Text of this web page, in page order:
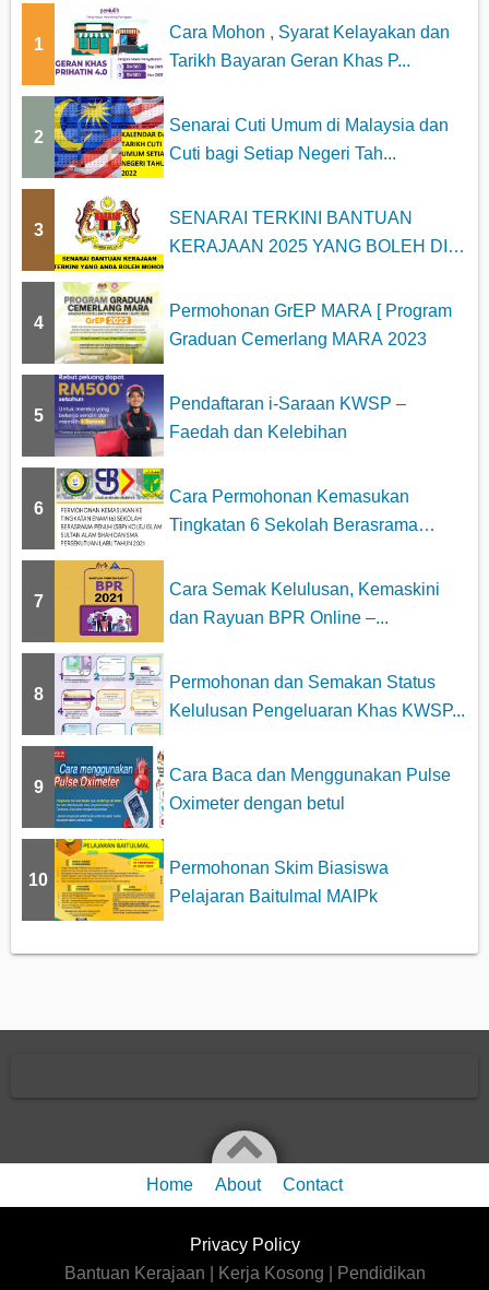
1
Cara Mohon , Syarat Kelayakan dan
Tarikh Bayaran Geran Khas P...
2
Senarai Cuti Umum di Malaysia dan
Cuti bagi Setiap Negeri Tah...
3
SENARAI TERKINI BANTUAN
KERAJAAN 2025 YANG BOLEH DI
4
Permohonan GrEP MARA [ Program
Graduan Cemerlang MARA 2023
5
Pendaftaran i-Saraan KWSP –
Faedah dan Kelebihan
6
Cara Permohonan Kemasukan
Tingkatan 6 Sekolah Berasrama
7
Cara Semak Kelulusan, Kemaskini
dan Rayuan BPR Online –...
8
Permohonan dan Semakan Status
Kelulusan Pengeluaran Khas KWSP...
9
Cara Baca dan Menggunakan Pulse
Oximeter dengan betul
10
Permohonan Skim Biasiswa
Pelajaran Baitulmal MAIPk
Home About Contact
Privacy Policy
Bantuan Kerajaan | Kerja Kosong | Pendidikan